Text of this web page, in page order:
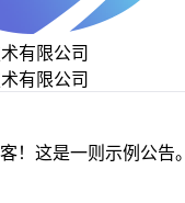
有限公司
有限公司
！这是一则示例公告。